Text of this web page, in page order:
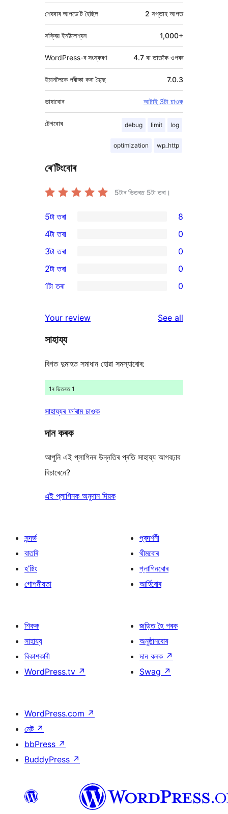
2 সপ্তাহআগত
শেষবাৰ আপডে’ট হৈছিল
সক্ৰিয় ইনষ্টলেশ্যন 1,000+
WordPress-ৰ সংস্কৰণ 4.7 বা তাতকৈ ওপৰৰ
ইমানলৈকে পৰীক্ষা কৰা হৈছে 7.0.3
ভাষাবোৰ আটাই 3টা চাওক
debug limit log
optimization wp_http
টেগবোৰ
ৰে’টিংবোৰ
5টাৰ ভিতৰত 5টা তৰা।
8
5-
star
reviews
5টা তৰা 8
4-
star
reviews
4টা তৰা 0
0
3-
star
3টা তৰা 0
2-
reviews
2টা তৰা 0
star
reviews
1টা তৰা 0
Your review See all
সাহায্য
বিগত দুমাহত সমাধান হোৱা সমস্যাবোৰ:
1ৰ ভিতৰত 1
সাহায্যৰ ফ’ৰাম চাওক
দান কৰক
আপুনি এই প্লাগিনৰ উন্নতিৰ প্ৰতি সাহায্য আগবঢ়াব
বিচাৰেনে?
এই প্লাগিনক অনুদান দিয়ক
সন্দৰ্ভ
বাতৰি
হ’ষ্টিং
গোপনীয়তা
প্ৰদৰ্শনী
থীমবোৰ
প্লাগিনবোৰ
আৰ্হিবোৰ
শিকক
সাহায্য
বিকাশকাৰী
WordPress.tv ↗
জড়িত হৈ পৰক
অনুষ্ঠানবোৰ
দান কৰক ↗
Swag ↗
WordPress.com ↗
মেট ↗
bbPress ↗
BuddyPress ↗